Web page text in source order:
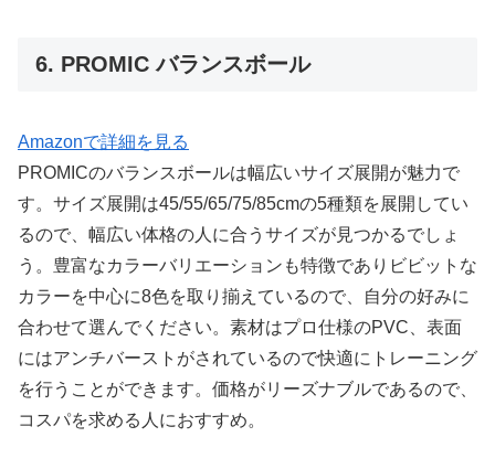
6. PROMIC バランスボール
Amazonで詳細を見る
PROMICのバランスボールは幅広いサイズ展開が魅力で
す。サイズ展開は45/55/65/75/85cmの5種類を展開してい
るので、幅広い体格の人に合うサイズが見つかるでしょ
う。豊富なカラーバリエーションも特徴でありビビットな
カラーを中心に8色を取り揃えているので、自分の好みに
合わせて選んでください。素材はプロ仕様のPVC、表面
にはアンチバーストがされているので快適にトレーニング
を行うことができます。価格がリーズナブルであるので、
コスパを求める人におすすめ。